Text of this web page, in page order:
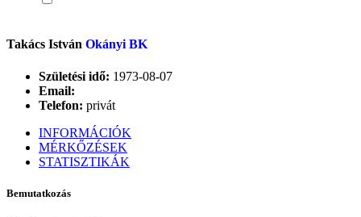
Takács István Okányi BK
Születési idő: 1973-08-07
Email:
Telefon: privát
INFORMÁCIÓK
MÉRKŐZÉSEK
STATISZTIKÁK
Bemutatkozás